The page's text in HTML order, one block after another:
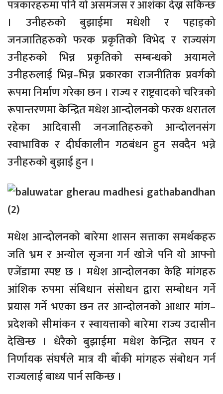
पत्रकारहरुमा पनि यो असमंजस र आशंका देख्न सकिन्छ
। उनीहरुको बुझाईमा मधेशी र पहाड़को
जनजातिहरुको फरक प्रकृतिको विभेद र राज्यसंग
उनीहरुको भिन्न प्रकृतिको सम्बन्धको अयामले
उनीहरुलाई भिन्न–भिन्न प्रकारका राजनीतिक प्रवर्गको
रूपमा निर्माण गरेका छन । राज्य र राष्ट्रवादको चरित्रको
रूपान्तरणमा केन्द्रित मधेश आन्दोलनको फरक धरातल
रहेका आदिवासी जनजातिहरुको आन्दोलनसंग
स्वाभाविक र दीर्घकालीन गठबंधन हुन सक्दैन भन्ने
उनीहरुको बुझाई हुन ।
मधेश आन्दोलनको बारेमा शासन सत्ताका समर्थकहरु
जति भ्रम र अन्योल सृजना गर्न खोजे पनि यो आफ्नो
एजेंडामा स्पष्ट छ । मधेश आन्दोलनका केहि मांगहरु
आंशिक रुपमा संबिधान संसोधन द्वारा सम्बोधन गर्ने
प्रयास गर्ने भएका छन तर आन्दोलनको आधार मांग–
प्रदेशको सीमांकन र स्वायत्ताको बारेमा राज्य उदासीन
देखिन्छ । धेरैको बुझाईमा मधेश केन्द्रित सघन र
निर्णायक संघर्षले मात्र यी बाँकी मांगहरु संबोधन गर्न
राज्यलाई बाध्य पार्न सकिन्छ ।